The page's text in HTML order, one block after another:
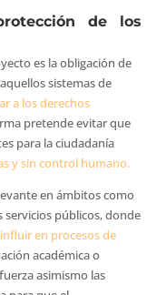
de los
es la obligación de
sistemas de
a los derechos
pretende evitar que
para la ciudadanía
y sin control humano.
en ámbitos como
servicios públicos, donde
influir en procesos de
académica o
asimismo las